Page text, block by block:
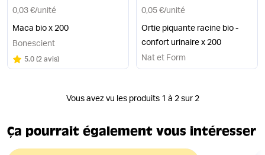
0,03 €/unité
Maca bio x 200
Bonescient
Note
5.0 sur 5
(2 avis)
0,05 €/unité
Ortie piquante racine bio -
confort urinaire x 200
Nat et Form
Vous avez vu les produits 1 à 2 sur 2
Ça pourrait également vous intéresser